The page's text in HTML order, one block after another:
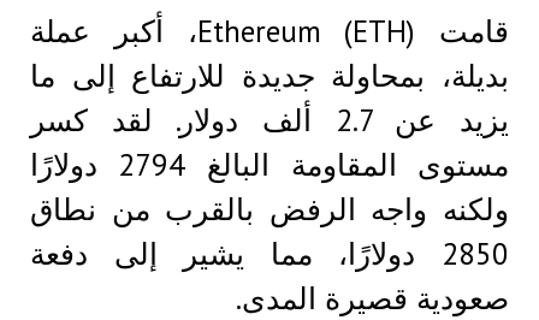
قامت Ethereum (ETH)، أكبر عملة
بديلة، بمحاولة جديدة للارتفاع إلى ما
يزيد عن 2.7 ألف دولار. لقد كسر
مستوى المقاومة البالغ 2794 دولارًا
ولكنه واجه الرفض بالقرب من نطاق
2850 دولارًا، مما يشير إلى دفعة
صعودية قصيرة المدى.